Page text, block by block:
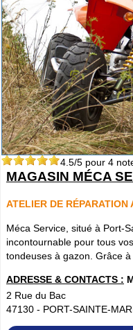
4.5/5 pour 4
MAGASIN MÉCA
ATELIER DE RÉPARATION
Méca Service, situé à Port-
incontournable pour tous
tondeuses à gazon. Grâce
ADRESSE & CONTACTS :
2 Rue du Bac
47130 - PORT-SAINTE-